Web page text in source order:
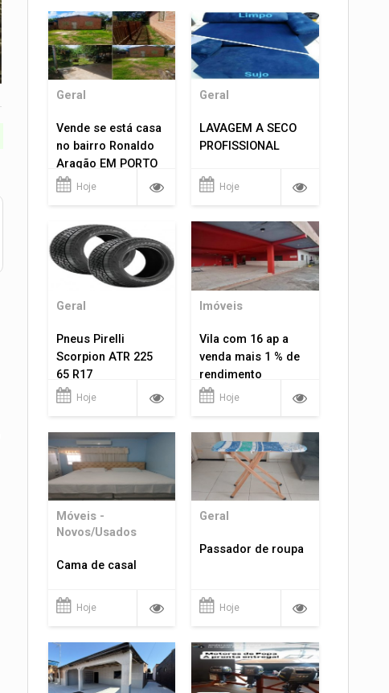
Geral
Vende se está casa
no bairro Ronaldo
Aragão EM PORTO
VELHO RO.
Hoje
Geral
LAVAGEM A SECO
PROFISSIONAL
Hoje
Geral
Pneus Pirelli
Scorpion ATR 225
65 R17
Hoje
Imóveis
Vila com 16 ap a
venda mais 1 % de
rendimento
Hoje
Móveis -
Novos/Usados
Cama de casal
Hoje
Geral
Passador de roupa
Hoje